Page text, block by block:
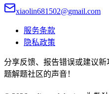
xiaolin681502@gmail.com
服务条款
隐私政策
分享反馈、报告错误或建议
题解题社区的声音！